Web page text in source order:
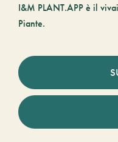
I&M PLANT.APP è il
Piante.